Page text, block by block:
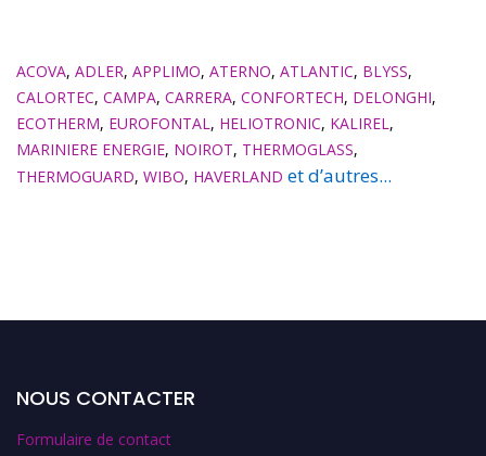
ACOVA, ADLER, APPLIMO, ATERNO, ATLANTIC, BLYSS,
CALORTEC, CAMPA, CARRERA, CONFORTECH, DELONGHI,
ECOTHERM, EUROFONTAL , HELIOTRONIC, KALIREL ,
MARINIERE ENERGIE, NOIROT, THERMOGLASS,
THERMOGUARD, WIBO, HAVERLAND et d’autres...
NOUS CONTACTER
Formulaire de contact